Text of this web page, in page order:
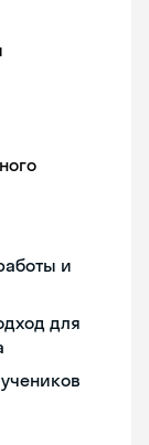
и
для